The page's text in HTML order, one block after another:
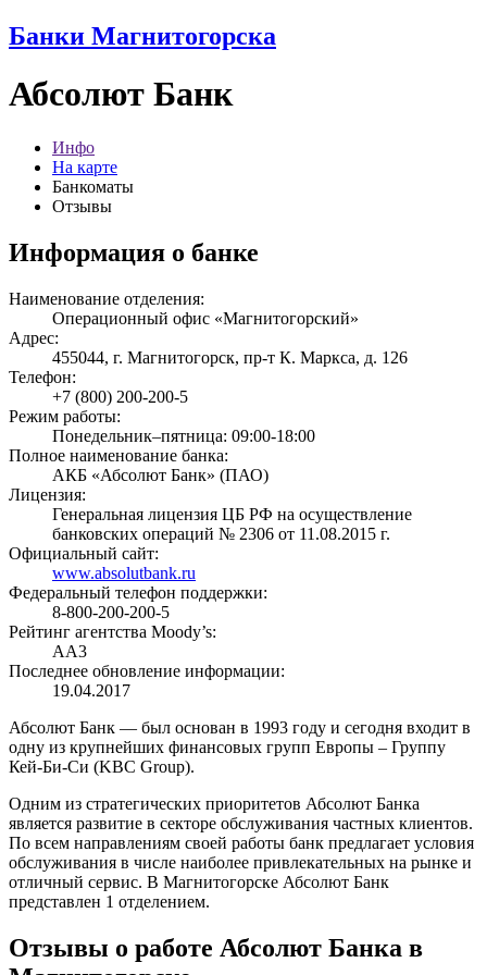
Банки Магнитогорска
Абсолют Банк
Инфо
На карте
Банкоматы
Отзывы
Информация о банке
Наименование отделения:
Операционный офис «Магнитогорский»
Адрес:
455044, г. Магнитогорск, пр-т К. Маркса, д. 126
Телефон:
+7 (800) 200-200-5
Режим работы:
Понедельник–пятница: 09:00-18:00
Полное наименование банка:
АКБ «Абсолют Банк» (ПАО)
Лицензия:
Генеральная лицензия ЦБ РФ на осуществление
банковских операций № 2306 от 11.08.2015 г.
Официальный сайт:
www.absolutbank.ru
Федеральный телефон поддержки:
8-800-200-200-5
Рейтинг агентства Moody’s:
AA3
Последнее обновление информации:
19.04.2017
Абсолют Банк — был основан в 1993 году и сегодня входит в
одну из крупнейших финансовых групп Европы – Группу
Кей-Би-Си (KBC Group).
Одним из стратегических приоритетов Абсолют Банка
является развитие в секторе обслуживания частных клиентов.
По всем направлениям своей работы банк предлагает условия
обслуживания в числе наиболее привлекательных на рынке и
отличный сервис. В Магнитогорске Абсолют Банк
представлен 1 отделением.
Отзывы о работе Абсолют Банка в